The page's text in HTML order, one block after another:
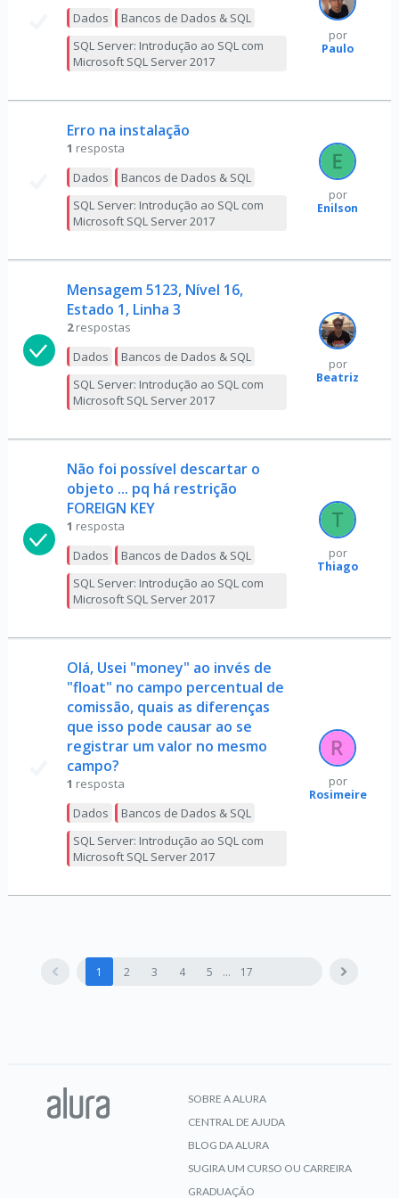
Dados
Bancos de Dados & SQL
SQL Server: Introdução ao SQL com
Microsoft SQL Server 2017
por
Paulo
Erro na instalação
1 resposta
Dados
Bancos de Dados & SQL
SQL Server: Introdução ao SQL com
Microsoft SQL Server 2017
por
Enilson
Mensagem 5123, Nível 16,
Estado 1, Linha 3
2 respostas
Dados
Bancos de Dados & SQL
SQL Server: Introdução ao SQL com
Microsoft SQL Server 2017
por
Beatriz
Não foi possível descartar o
objeto ... pq há restrição
FOREIGN KEY
1 resposta
Dados
Bancos de Dados & SQL
SQL Server: Introdução ao SQL com
Microsoft SQL Server 2017
por
Thiago
Olá, Usei "money" ao invés de
"float" no campo percentual de
comissão, quais as diferenças
que isso pode causar ao se
registrar um valor no mesmo
campo?
1 resposta
Dados
Bancos de Dados & SQL
SQL Server: Introdução ao SQL com
Microsoft SQL Server 2017
por
Rosimeire
1 2 3 4 5 17
SOBRE A ALURA
CENTRAL DE AJUDA
BLOG DA ALURA
SUGIRA UM CURSO OU CARREIRA
GRADUAÇÃO